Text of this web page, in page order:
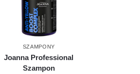
SZAMPONY
Joanna Professional
Szampon